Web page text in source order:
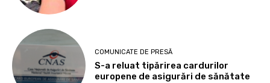
COMUNICATE DE PRESĂ
S-a reluat tipărirea cardurilor
europene de asigurări de sănătate